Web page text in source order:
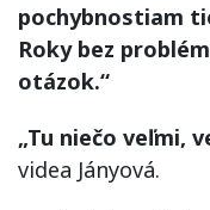
pochybnostiam
Roky bez
otázok.“
„Tu niečo veľmi,
videa Jányová.